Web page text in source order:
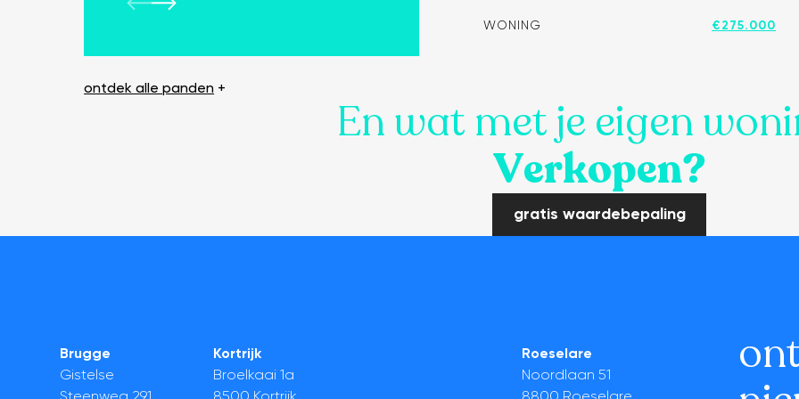
WONING €275.000
ontdek alle panden +
En wat met je eigen
Verkopen?
gratis waardebepaling
Brugge
Gistelse
Kortrijk
Broelkaai 1a
Roeselare
Noordlaan 51